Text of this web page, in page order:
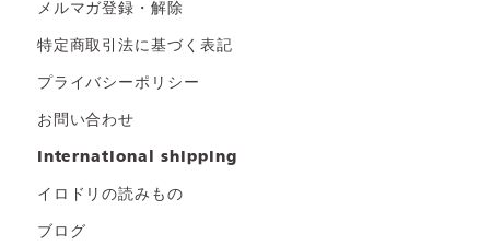
メルマガ登録・解除
特定商取引法に基づく表記
プライバシーポリシー
お問い合わせ
international shipping
イロドリの読みもの
ブログ